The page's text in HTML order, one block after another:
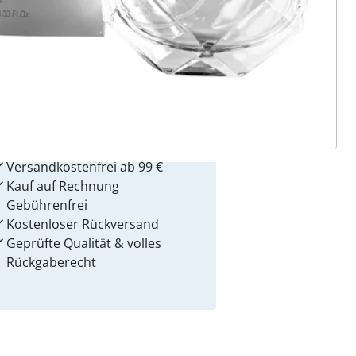
Versandkostenfrei ab 99 €
Kauf auf Rechnung
Gebührenfrei
Kostenloser Rückversand
Geprüfte Qualität & volles
Rückgaberecht